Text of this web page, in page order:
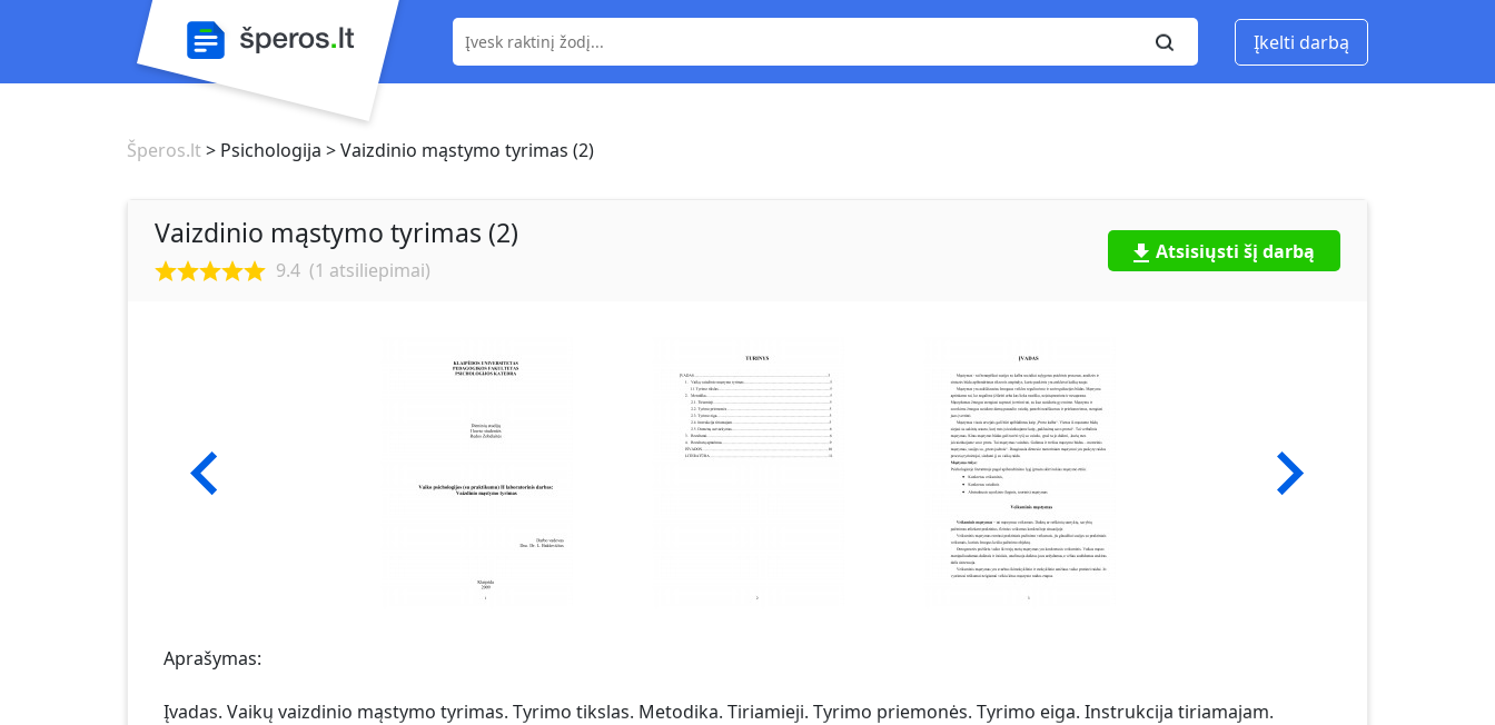
Įkelti darbą
Šperos.lt> Psichologija > Vaizdinio mąstymo tyrimas (2)
Vaizdinio mąstymo tyrimas (2)
9.4 (1 atsiliepimai)
Atsisiųsti šį darbą
Aprašymas:
Įvadas. Vaikų vaizdinio mąstymo tyrimas. Tyrimo tikslas. Metodika. Tiriamieji. Tyrimo priemonės. Tyrimo eiga. Instrukcija tiriamajam.